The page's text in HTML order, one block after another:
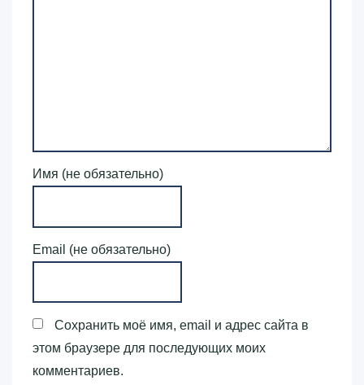
Имя (не обязательно)
Email (не обязательно)
Сохранить моё имя, email и адрес сайта в
этом браузере для последующих моих
комментариев.